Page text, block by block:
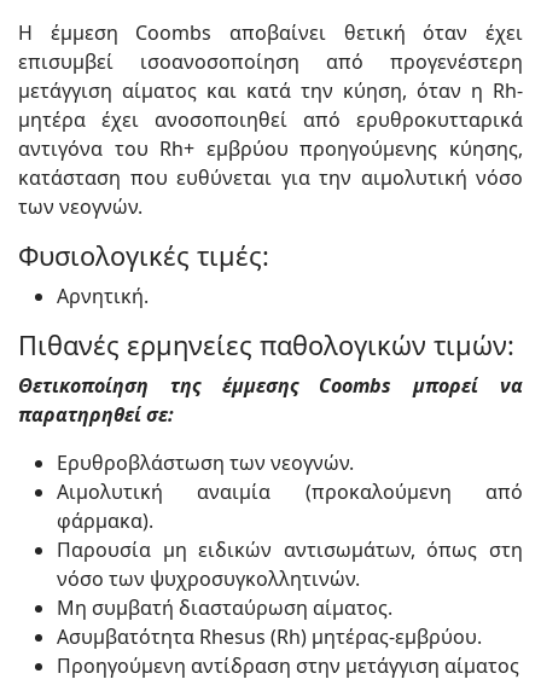
Η έμμεση Coombs αποβαίνει θετική όταν έχει
επισυμβεί ισοανοσοποίηση από προγενέστερη
μετάγγιση αίματος και κατά την κύηση, όταν η Rh-
μητέρα έχει ανοσοποιηθεί από ερυθροκυτταρικά
αντιγόνα του Rh+ εμβρύου προηγούμενης κύησης,
κατάσταση που ευθύνεται για την αιμολυτική νόσο
των νεογνών.
Φυσιολογικές τιμές:
Αρνητική.
Πιθανές ερμηνείες παθολογικών τιμών:
Θετικοποίηση της έμμεσης Coombs μπορεί να
παρατηρηθεί σε:
Ερυθροβλάστωση των νεογνών.
Αιμολυτική αναιμία (προκαλούμενη από
φάρμακα).
Παρουσία μη ειδικών αντισωμάτων, όπως στη
νόσο των ψυχροσυγκολλητινών.
Μη συμβατή διασταύρωση αίματος.
Ασυμβατότητα Rhesus (Rh) μητέρας-εμβρύου.
Προηγούμενη αντίδραση στην μετάγγιση αίματος